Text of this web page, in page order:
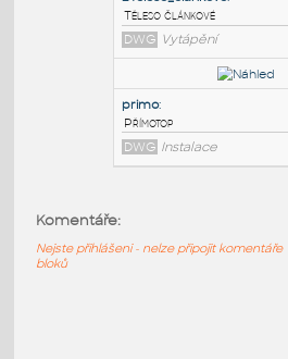
IPT Součástky
Radiátor, topné těleso
RFA Vytápění
Těleso článkové
Komentáře:
Nejste přihlášeni - nelze připojit komentáře
bloků